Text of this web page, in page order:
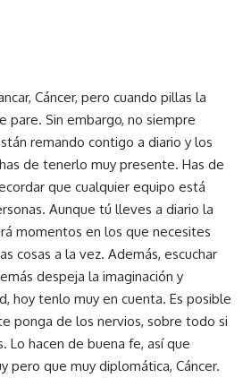
Cáncer, pero cuando pillas la
pare. Sin embargo, no siempre
remando contigo a diario y los
de tenerlo muy presente. Has de
que cualquier equipo está
Aunque tú lleves a diario la
momentos en los que necesites
cosas a la vez. Además, escuchar
despeja la imaginación y
hoy tenlo muy en cuenta. Es posible
ponga de los nervios, sobre todo si
Lo hacen de buena fe, así que
pero que muy diplomática, Cáncer.